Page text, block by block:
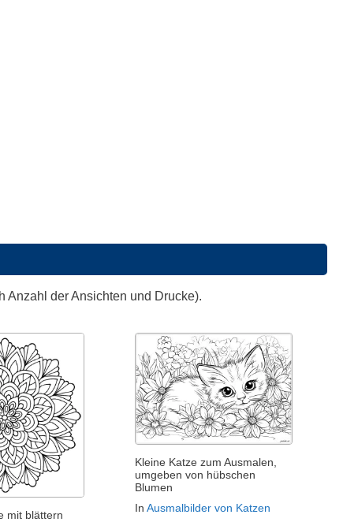
Anzahl der Ansichten und Drucke).
mit blättern
Kleine Katze zum Ausmalen,
umgeben von hübschen
Blumen
InAusmalbilder von Katzen